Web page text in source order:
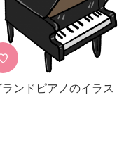
ランドピアノのイラス